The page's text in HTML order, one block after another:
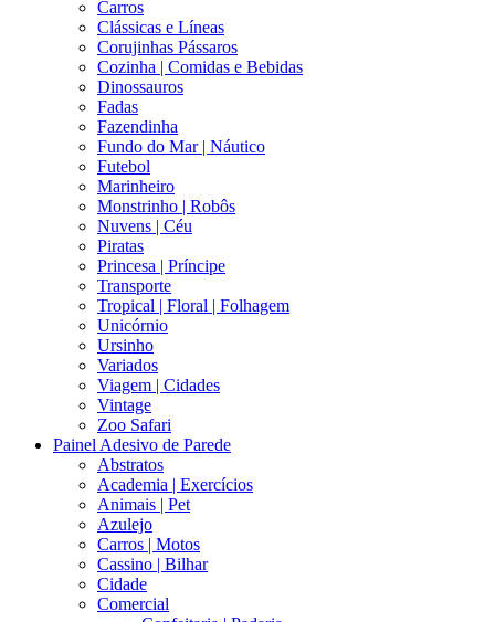
Carros
Clássicas e Líneas
Corujinhas Pássaros
Cozinha | Comidas e Bebidas
Dinossauros
Fadas
Fazendinha
Fundo do Mar | Náutico
Futebol
Marinheiro
Monstrinho | Robôs
Nuvens | Céu
Piratas
Princesa | Príncipe
Transporte
Tropical | Floral | Folhagem
Unicórnio
Ursinho
Variados
Viagem | Cidades
Vintage
Zoo Safari
Painel Adesivo de Parede
Abstratos
Academia | Exercícios
Animais | Pet
Azulejo
Carros | Motos
Cassino | Bilhar
Cidade
Comercial